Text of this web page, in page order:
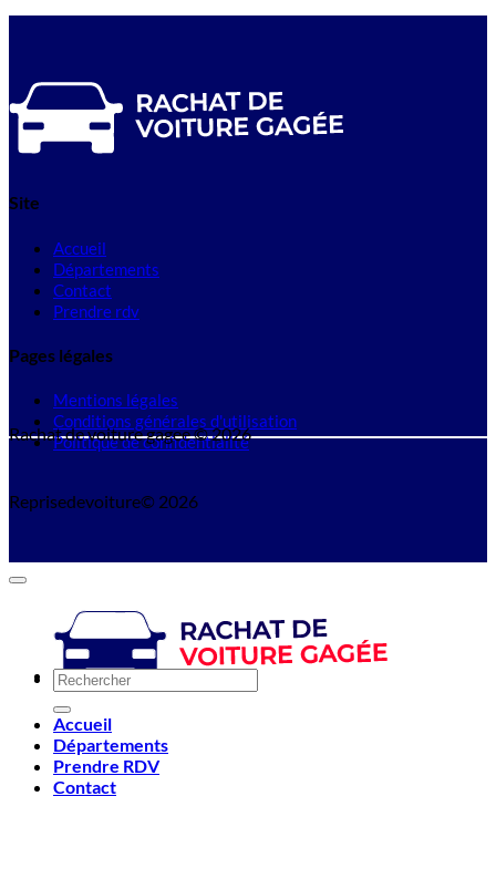
Site
Accueil
Départements
Contact
Prendre rdv
Pages légales
Mentions légales
Conditions générales d'utilisation
Politique de confidentialité
Rachat de voiture gagee © 2026
Reprisedevoiture© 2026
Accueil
Départements
Prendre RDV
Contact